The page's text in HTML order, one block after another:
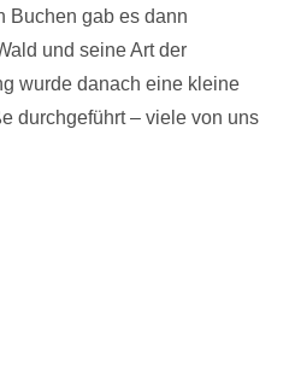
Buchen gab es dann
und seine Art der
wurde danach eine kleine
durchgeführt – viele von uns